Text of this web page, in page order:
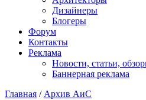
Дизайнеры
Блогеры
Форум
Контакты
Реклама
Новости, статьи,
Баннерная реклама
Главная / Архив АиС